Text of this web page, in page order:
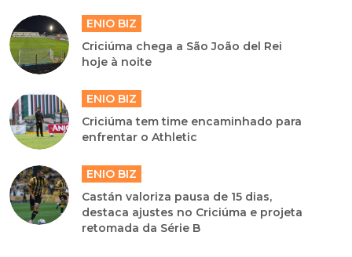
ENIO BIZ
Criciúma chega a São João del Rei
hoje à noite
ENIO BIZ
Criciúma tem time encaminhado para
enfrentar o Athletic
ENIO BIZ
Castán valoriza pausa de 15 dias,
destaca ajustes no Criciúma e projeta
retomada da Série B